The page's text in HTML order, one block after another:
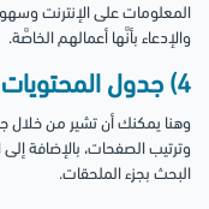
المعلومات على الإنترنت
والإدعاء بأنَّها أعمالهم الخاصَّة.
4) جدول المحتويات
وهنا يمكنك أن تشير من خلال
وترتيب الصفحات، بالإضافة
البحث بجزء الملحقات.